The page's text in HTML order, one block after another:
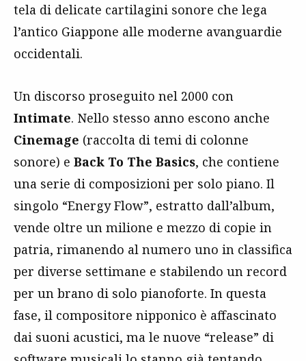
tela di delicate cartilagini sonore che lega
l’antico Giappone alle moderne avanguardie
occidentali.
Un discorso proseguito nel 2000 con
Intimate. Nello stesso anno escono anche
Cinemage (raccolta di temi di colonne
sonore) e Back To The Basics, che contiene
una serie di composizioni per solo piano. Il
singolo “Energy Flow”, estratto dall’album,
vende oltre un milione e mezzo di copie in
patria, rimanendo al numero uno in classifica
per diverse settimane e stabilendo un record
per un brano di solo pianoforte. In questa
fase, il compositore nipponico è affascinato
dai suoni acustici, ma le nuove “release” di